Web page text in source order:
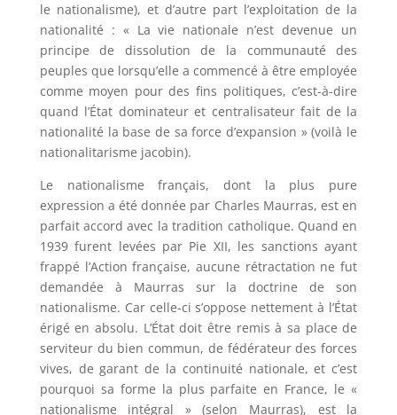
le nationalisme), et d’autre part l’exploitation de la
nationalité : « La vie nationale n’est devenue un
principe de dissolution de la communauté des
peuples que lorsqu’elle a commencé à être employée
comme moyen pour des fins politiques, c’est-à-dire
quand l’État dominateur et centralisateur fait de la
nationalité la base de sa force d’expansion » (voilà le
nationalitarisme jacobin).
Le nationalisme français, dont la plus pure
expression a été donnée par Charles Maurras, est en
parfait accord avec la tradition catholique. Quand en
1939 furent levées par Pie XII, les sanctions ayant
frappé l’Action française, aucune rétractation ne fut
demandée à Maurras sur la doctrine de son
nationalisme. Car celle-ci s’oppose nettement à l’État
érigé en absolu. L’État doit être remis à sa place de
serviteur du bien commun, de fédérateur des forces
vives, de garant de la continuité nationale, et c’est
pourquoi sa forme la plus parfaite en France, le «
nationalisme intégral » (selon Maurras), est la